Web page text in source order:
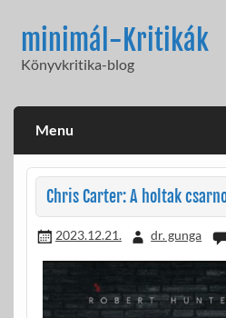
contentminimál-Kritikák
Könyvkritika-blog
Menu
Chris Carter: A holtak
2023.12.21. dr. gunga